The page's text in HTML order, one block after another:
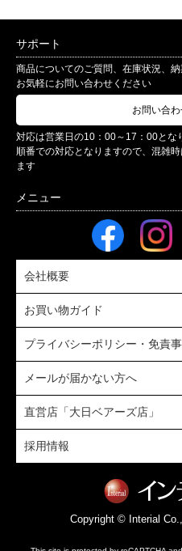
サポート
商品についてのご質問、在庫状況、
お気軽にお問い合わせください
お問い合
対応は営業日の10：00～17：00とな
順番での対応となりますので、混雑
ます
会社概要
お買い物ガイド
プライバシーポリシー・免責
メールが届かない方へ
直営店「大日ベアーズ店」
採用情報
Copyright © Interial